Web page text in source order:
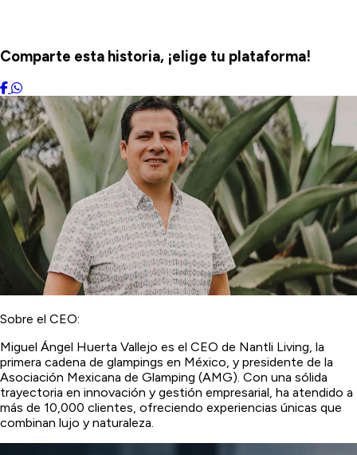
Comparte esta historia, ¡elige tu plataforma!
Sobre el CEO:
Miguel Ángel Huerta Vallejo es el CEO de Nantli Living, la
primera cadena de glampings en México, y presidente de la
Asociación Mexicana de Glamping (AMG). Con una sólida
trayectoria en innovación y gestión empresarial, ha atendido a
más de 10,000 clientes, ofreciendo experiencias únicas que
combinan lujo y naturaleza.